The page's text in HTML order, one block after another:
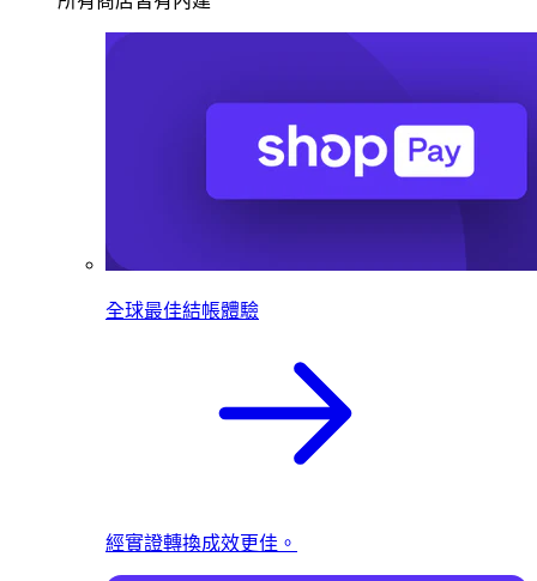
全球最佳結帳體驗
經實證轉換成效更佳。